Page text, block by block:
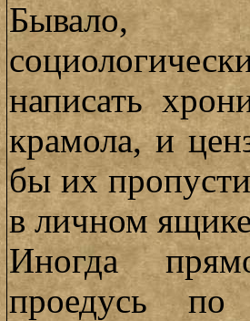
Бывало,
написать
крамола, и
бы их
в личном
Иногда
проедусь по